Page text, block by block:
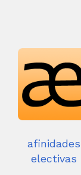
afinidades
electivas